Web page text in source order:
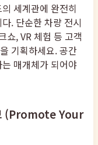
세계관에 완전히
. 단순한 차량 전시
쇼, VR 체험 등 고객
기획하세요. 공간
매개체가 되어야
(Promote Your